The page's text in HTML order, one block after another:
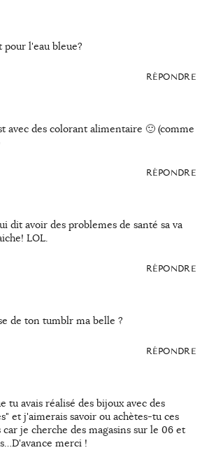
l'eau bleue?
RÉPONDRE
avec des colorant alimentaire 🙂 (comme
RÉPONDRE
dit avoir des problemes de santé sa va
LOL.
RÉPONDRE
de ton tumblr ma belle ?
RÉPONDRE
tu avais réalisé des bijoux avec des
et j'aimerais savoir ou achètes-tu ces
je cherche des magasins sur le 06 et
merci !